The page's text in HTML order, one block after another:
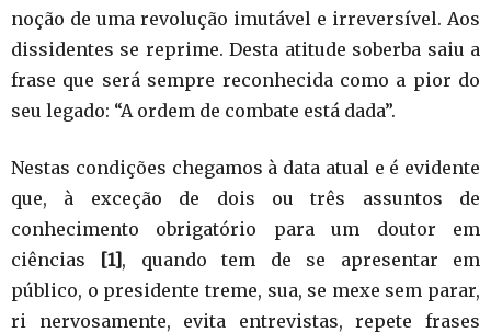
noção de uma revolução imutável e irreversível. Aos
dissidentes se reprime. Desta atitude soberba saiu a
frase que será sempre reconhecida como a pior do
seu legado: “A ordem de combate está dada”.
Nestas condições chegamos à data atual e é evidente
que, à exceção de dois ou três assuntos de
conhecimento obrigatório para um doutor em
ciências
[1] , quando tem de se apresentar em
público, o presidente treme, sua, se mexe sem parar,
ri nervosamente, evita entrevistas, repete frases